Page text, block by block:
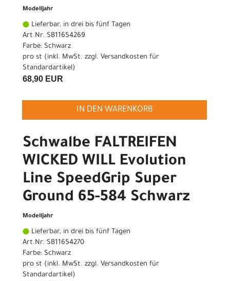
Modelljahr
Lieferbar, in drei bis fünf Tagen
Art.Nr. SB11654269
Farbe: Schwarz
pro st (inkl. MwSt. zzgl. Versandkosten für
Standardartikel)
68,90 EUR
IN DEN WARENKORB
Schwalbe FALTREIFEN
WICKED WILL Evolution
Line SpeedGrip Super
Ground 65-584 Schwarz
Modelljahr
Lieferbar, in drei bis fünf Tagen
Art.Nr. SB11654270
Farbe: Schwarz
pro st (inkl. MwSt. zzgl. Versandkosten für
Standardartikel)